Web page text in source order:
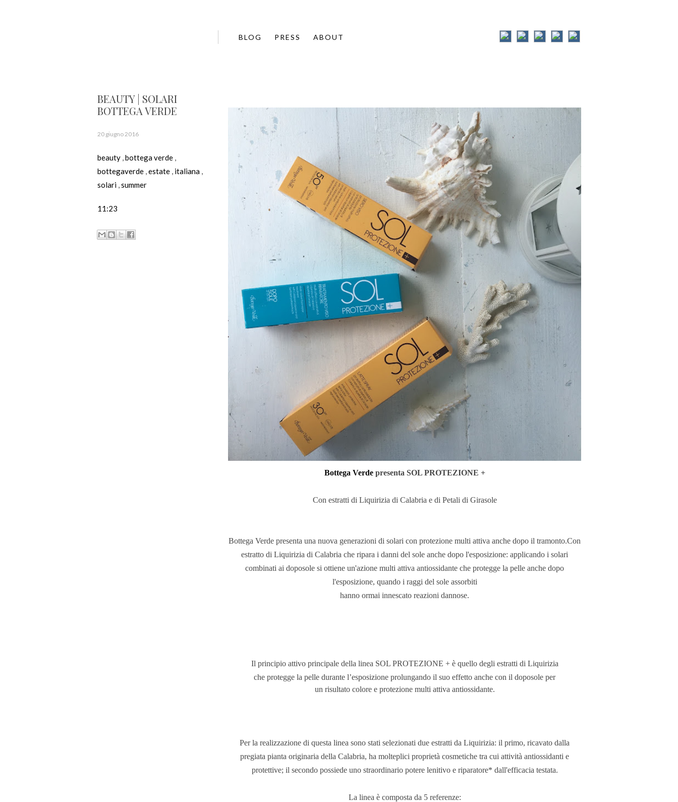
BLOG PRESS ABOUT
BEAUTY | SOLARI
BOTTEGA VERDE
20 giugno 2016
beauty ,bottega verde ,
bottegaverde ,estate , italiana ,
solari ,summer
11:23
Bottega Verdepresenta SOL PROTEZIONE +
Con estratti di Liquirizia di Calabria e di Petali di Girasole
Bottega Verde presenta una nuova generazioni di solari con protezione multi attiva anche dopo il tramonto.Con
estratto di Liquirizia di Calabria che ripara i danni del sole anche dopo l'esposizione: applicando i solari
combinati ai doposole si ottiene un'azione multi attiva antiossidante che protegge la pelle anche dopo
l'esposizione, quando i raggi del sole assorbiti
hanno ormai innescato reazioni dannose.
Il principio attivo principale della linea SOL PROTEZIONE + è quello degli estratti di Liquirizia
che protegge la pelle durante l’esposizione prolungando il suo effetto anche con il doposole per
un risultato colore e protezione multi attiva antiossidante.
Per la realizzazione di questa linea sono stati selezionati due estratti da Liquirizia: il primo, ricavato dalla
pregiata pianta originaria della Calabria, ha molteplici proprietà cosmetiche tra cui attività antiossidanti e
protettive; il secondo possiede uno straordinario potere lenitivo e riparatore* dall'efficacia testata.
La linea è composta da 5 referenze: